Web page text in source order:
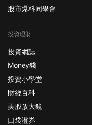
供較高的股息收益率，
人來說具有吸引力。這
兩檔ETF的收益、風險
特徵和類股配置都有所
不同，投資人應考慮這
些因素以做出明智的投
資決策。 ETF投資組合
內部結構 Schwab U.S.
Dividend Equity ETF追
股市爆料同學會
投資理財
投資網誌
Money錢
投資小學堂
財經百科
美股放大鏡
口袋證券